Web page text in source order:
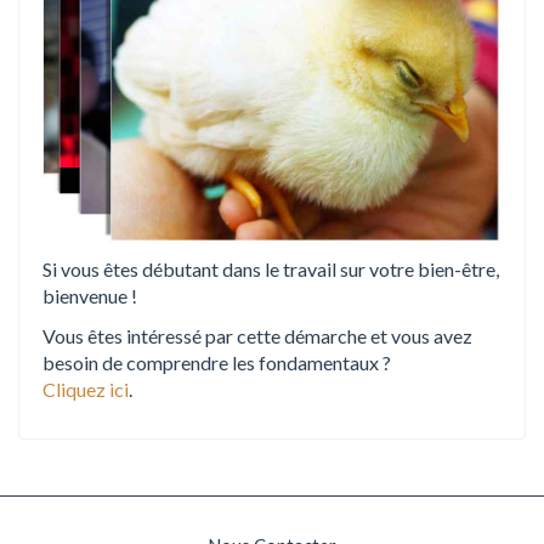
Si vous êtes débutant dans le travail sur votre bien-être,
bienvenue !
Vous êtes intéressé par cette démarche et vous avez
besoin de comprendre les fondamentaux ?
Cliquez ici